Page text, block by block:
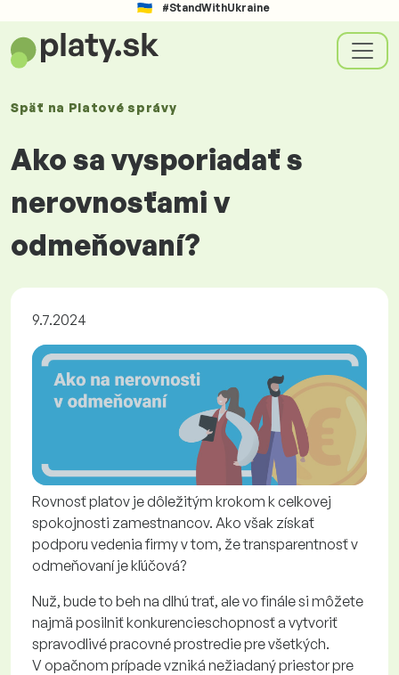
#StandWithUkraine
Späť na Platovésprávy
Ako sa vysporiadať s
nerovnosťami v
odmeňovaní?
9.7.2024
Rovnosť platov je dôležitým krokom k celkovej
spokojnosti zamestnancov. Ako však získať
podporu vedenia firmy v tom, že transparentnosť v
odmeňovaní je kľúčová?
Nuž, bude to beh na dlhú trať, ale vo finále si môžete
najmä posilniť konkurencieschopnosť a vytvoriť
spravodlivé pracovné prostredie pre všetkých.
V opačnom prípade vzniká nežiadaný priestor pre